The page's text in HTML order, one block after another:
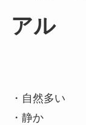
アル
・自然多い
・静か